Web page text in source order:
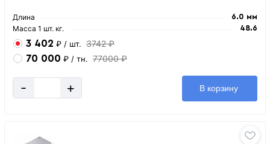
Длина 6.0 мм
Масса 1 шт. кг. 48.6
3 402 ₽ / шт. 3742 ₽
70 000 ₽ / тн. 77000 ₽
- + В корзину